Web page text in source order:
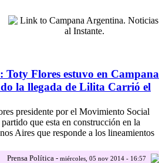
Toty Flores estuvo en Campana
la llegada de Lilita Carrió el
presidente por el Movimiento Social
que esta en construcción en la
Aires que responde a los lineamientos
Prensa Política - miércoles, 05 nov 2014 - 16:57